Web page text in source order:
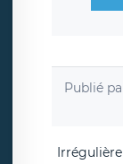
Publié